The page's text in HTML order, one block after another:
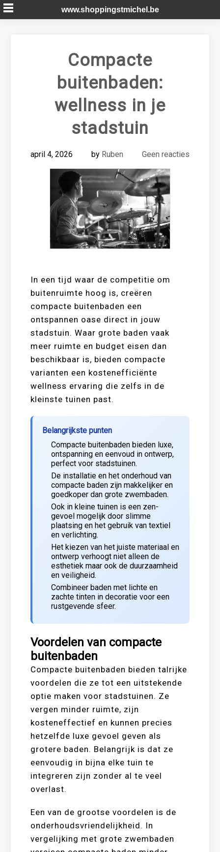
Skip
to
www.shoppingstmichel.be
Compacte
buitenbaden:
wellness in je
stadstuin
april 4, 2026 by Ruben Geen reacties
In een tijd waar de competitie om
buitenruimte hoog is, creëren
compacte buitenbaden een
ontspannen oase direct in jouw
stadstuin. Waar grote baden vaak
meer ruimte en budget eisen dan
beschikbaar is, bieden compacte
varianten een kostenefficiënte
wellness ervaring die zelfs in de
kleinste tuinen past.
Belangrijkste punten
Compacte buitenbaden bieden luxe,
ontspanning en eenvoud in ontwerp,
perfect voor stadstuinen.
De installatie en het onderhoud van
compacte baden zijn makkelijker en
goedkoper dan grote zwembaden.
Ook in kleine tuinen is een zen-
gevoel mogelijk door slimme
plaatsing en het gebruik van textiel
en verlichting.
Het kiezen van het juiste materiaal en
ontwerp verhoogt niet alleen de
esthetiek maar ook de duurzaamheid
en veiligheid.
Combineer baden met lichte en
zachte tinten in decoratie voor een
rustgevende sfeer.
Voordelen van compacte
buitenbaden
Compacte buitenbaden bieden talrijke
voordelen die ze tot een uitstekende
optie maken voor stadstuinen. Ze
vergen minder ruimte, zijn
kosteneffectief en kunnen precies
hetzelfde luxe gevoel geven als
grotere baden. Belangrijk is dat ze
eenvoudig in bijna elke tuin te
integreren zijn zonder al te veel
overlast.
Een van de grootse voordelen is de
onderhoudsvriendelijkheid. In
vergelijking met grote zwembaden